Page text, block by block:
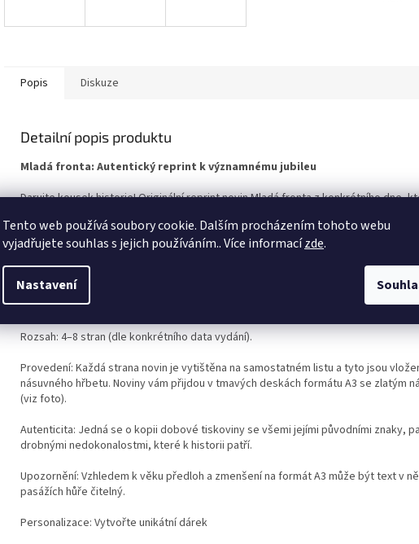
Tento web používá soubory cookie. Dalším procházením tohoto webu
vyjadřujete souhlas s jejich používáním.. Více informacízde.
Nastavení
Popis Diskuze
Detailní popis produktu
Mladá fronta: Autentický reprint k významnému jubileu
Darujte kousek historie! Originální reprint novin Mladá fronta z konkrétního dne,
Technické specifikace:
Formát: A3 (černobílý tisk).
Rozsah: 4–8 stran (dle konkrétního data vydání).
Provedení: Každá strana novin je vytištěna na samostatném listu a tyto jsou
násuvného hřbetu. Noviny vám přijdou v tmavých deskách formátu A3 se zlatým
(viz foto).
Autenticita: Jedná se o kopii dobové tiskoviny se všemi jejími původními znaky,
drobnými nedokonalostmi, které k historii patří.
Upozornění: Vzhledem k věku předloh a zmenšení na formát A3 může být text v
pasážích hůře čitelný.
Personalizace: Vytvořte unikátní dárek